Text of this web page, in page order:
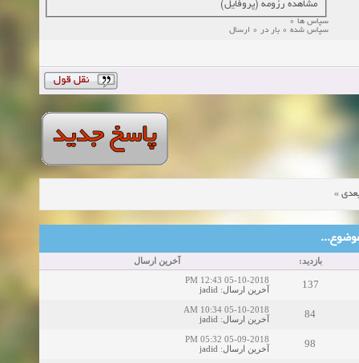
مشاهده رزومه (پروفایل)
سپاس ها 0
سپاس شده 0 بار در 0 ارسال
»
بازدید: آخرین ارسال
137
05-10-2018 12:43 PM
آخرین ارسال:
jadid
84
05-10-2018 10:34 AM
آخرین ارسال:
jadid
98
05-09-2018 05:32 PM
آخرین ارسال:
jadid